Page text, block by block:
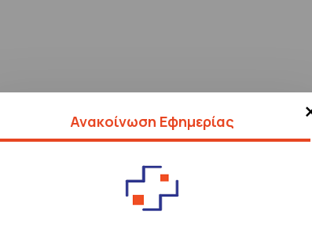
Ανακοίνωση Εφημερίας